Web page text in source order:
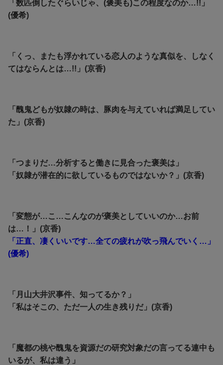
「数匹倒したぐらいじゃ、(褒美も)この程度なのか…!!」
(優希)
「くっ、またも浮かれている恋人のような真似を、しなく
てはならんとは…!!」(京香)
「醜鬼どもが奴隷の時は、豚肉を与えていれば満足してい
た」(京香)
「つまりだ…分析すると働きに見合った褒美は」
「奴隷が潜在的に欲しているものではないか？」(京香)
「変態が…こ…こんなのが褒美としていいのか…お前
は…！」(京香)
「正直、凄くいいです…全ての疲れが吹っ飛んでいく…」
(優希)
「月山大井沢事件、知ってるか？」
「私はそこの、ただ一人の生き残りだ」(京香)
「魔都の桃や醜鬼を資源だの研究対象だの言ってる連中も
いるが、私は違う」